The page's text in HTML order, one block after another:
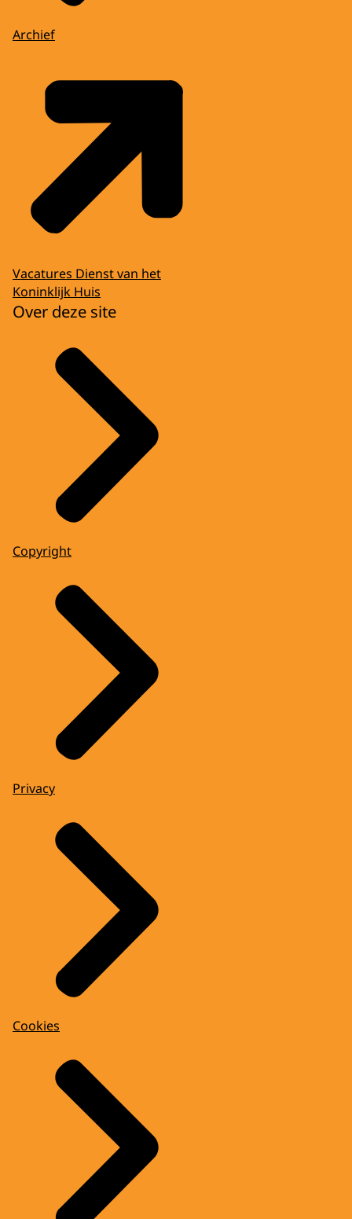
Archief
Vacatures Dienst van het
Koninklijk Huis
Over deze site
Copyright
Privacy
Cookies